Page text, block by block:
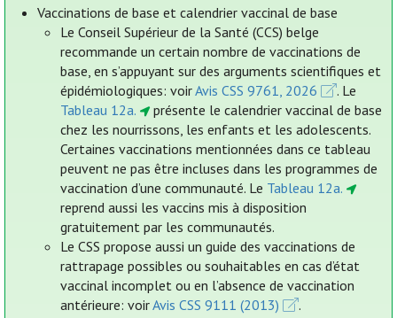
Vaccinations de base et calendrier vaccinal de base
Le Conseil Supérieur de la Santé (CCS) belge
recommande un certain nombre de vaccinations de
base, en s’appuyant sur des arguments scientifiques et
épidémiologiques: voirAvis CSS 9761, 2026
. Le
Tableau 12a.
présente le calendrier vaccinal de base
chez les nourrissons, les enfants et les adolescents.
Certaines vaccinations mentionnées dans ce tableau
peuvent ne pas être incluses dans les programmes de
vaccination d’une communauté. Le Tableau 12a.
reprend aussi les vaccins mis à disposition
gratuitement par les communautés.
Le CSS propose aussi un guide des vaccinations de
rattrapage possibles ou souhaitables en cas d’état
vaccinal incomplet ou en l’absence de vaccination
antérieure: voirAvis CSS 9111 (2013)
.